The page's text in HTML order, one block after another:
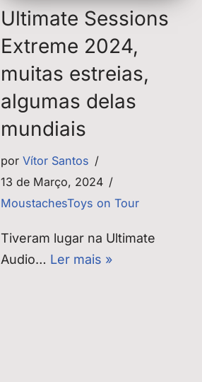
Ultimate Sessions
Extreme 2024,
muitas estreias,
algumas delas
mundiais
porVítor Santos
13 de Março, 2024
MoustachesToys on Tour
Tiveram lugar na Ultimate
Audio… Ler mais »